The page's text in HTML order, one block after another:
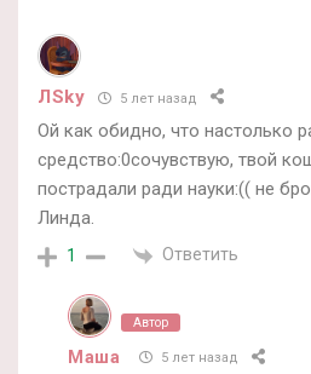
ЛSky 5 лет назад
Ой как обидно, что настолько
средство:0сочувствую, твой
пострадали ради науки:(( не
Линда.
1 Ответить
Автор
Маша 5 лет назад